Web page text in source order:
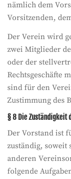
nämlich dem
Vorsitzenden,
Der Verein wird
zwei Mitglieder
oder der
Rechtsgeschäfte
sind für den
Zustimmung des
§ 8 Die Zuständigkeit
Der Vorstand ist
zuständig, soweit
anderen
folgende